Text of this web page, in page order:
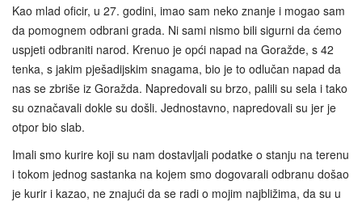
Kao mlad oficir, u 27. godini, imao sam neko znanje i mogao sam
da pomognem odbrani grada. Ni sami nismo bili sigurni da ćemo
uspjeti odbraniti narod. Krenuo je opći napad na Goražde, s 42
tenka, s jakim pješadijskim snagama, bio je to odlučan napad da
nas se zbriše iz Goražda. Napredovali su brzo, palili su sela i tako
su označavali dokle su došli. Jednostavno, napredovali su jer je
otpor bio slab.
Imali smo kurire koji su nam dostavljali podatke o stanju na terenu
i tokom jednog sastanka na kojem smo dogovarali odbranu došao
je kurir i kazao, ne znajući da se radi o mojim najbližima, da su u